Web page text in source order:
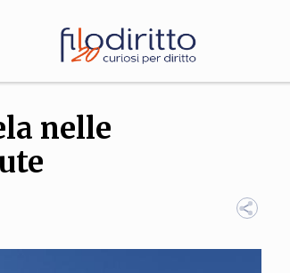
nelle